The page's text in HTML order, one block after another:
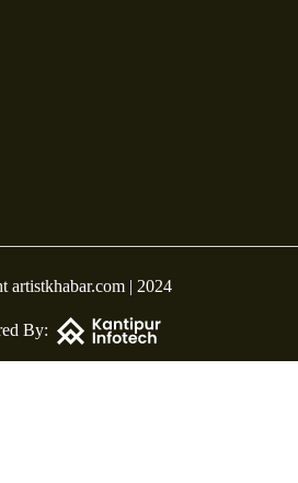
artistkhabar.com | 2024
By: